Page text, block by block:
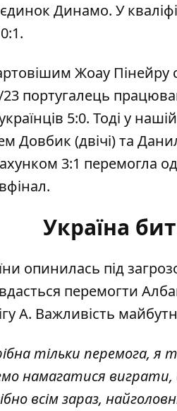
Динамо. У
Жоау Пінейру
23 португалець
5:0. Тоді у
Довбик (двічі) та
3:1 перемогла
Україна
опинилась під
перемогти
А. Важливість
тільки перемога, я
намагатися виграти,
всім зараз,